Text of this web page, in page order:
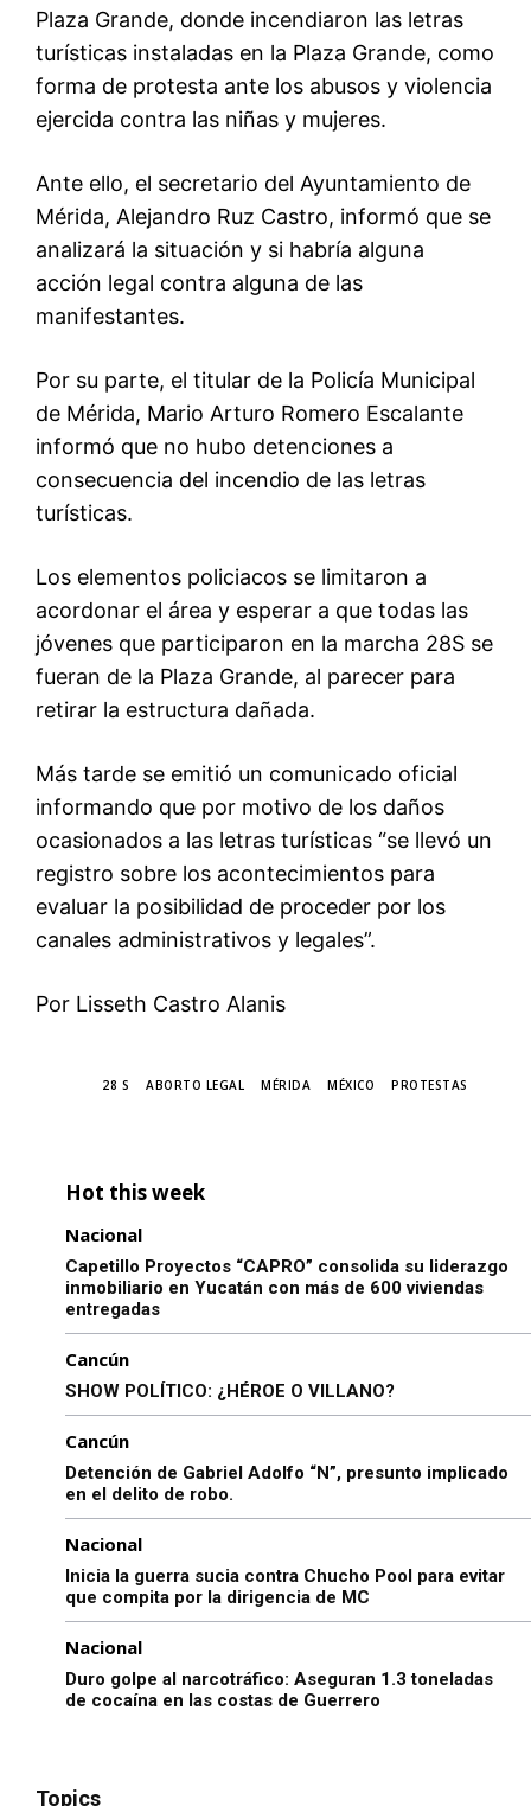
Plaza Grande, donde incendiaron las letras
turísticas instaladas en la Plaza Grande, como
forma de protesta ante los abusos y violencia
ejercida contra las niñas y mujeres.
Ante ello, el secretario del Ayuntamiento de
Mérida, Alejandro Ruz Castro, informó que se
analizará la situación y si habría alguna
acción legal contra alguna de las
manifestantes.
Por su parte, el titular de la Policía Municipal
de Mérida, Mario Arturo Romero Escalante
informó que no hubo detenciones a
consecuencia del incendio de las letras
turísticas.
Los elementos policiacos se limitaron a
acordonar el área y esperar a que todas las
jóvenes que participaron en la marcha 28S se
fueran de la Plaza Grande, al parecer para
retirar la estructura dañada.
Más tarde se emitió un comunicado oficial
informando que por motivo de los daños
ocasionados a las letras turísticas “se llevó un
registro sobre los acontecimientos para
evaluar la posibilidad de proceder por los
canales administrativos y legales”.
Por Lisseth Castro Alanis
28 S ABORTO LEGAL MÉRIDA MÉXICO PROTESTAS
Hot this week
Nacional
Capetillo Proyectos “CAPRO” consolida su liderazgo
inmobiliario en Yucatán con más de 600 viviendas
entregadas
Cancún
SHOW POLÍTICO: ¿HÉROE O VILLANO?
Cancún
Detención de Gabriel Adolfo “N”, presunto implicado
en el delito de robo.
Nacional
Inicia la guerra sucia contra Chucho Pool para evitar
que compita por la dirigencia de MC
Nacional
Duro golpe al narcotráfico: Aseguran 1.3 toneladas
de cocaína en las costas de Guerrero
Topics